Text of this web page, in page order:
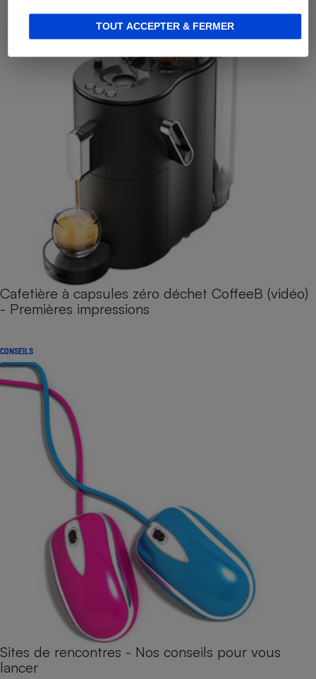
TOUT ACCEPTER & FERMER
Cafetière à capsules zéro déchet CoffeeB (vidéo)
- Premières impressions
CONSEILS
Sites de rencontres - Nos conseils pour vous
lancer